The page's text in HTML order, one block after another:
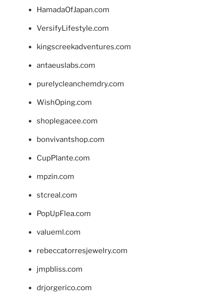
HamadaOfJapan.com
VersifyLifestyle.com
kingscreekadventures.com
antaeuslabs.com
purelycleanchemdry.com
WishOping.com
shoplegacee.com
bonvivantshop.com
CupPlante.com
mpzin.com
stcreal.com
PopUpFlea.com
valueml.com
rebeccatorresjewelry.com
jmpbliss.com
drjorgerico.com